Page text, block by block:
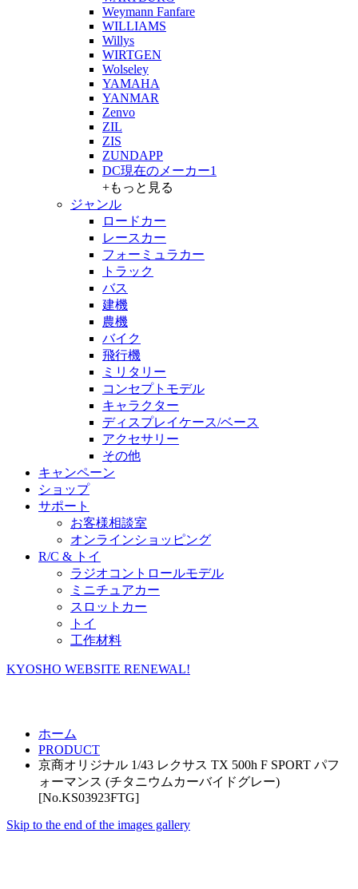
Weymann Fanfare
WILLIAMS
Willys
WIRTGEN
Wolseley
YAMAHA
YANMAR
Zenvo
ZIL
ZIS
ZUNDAPP
DC現在のメーカー1
+もっと見る
ジャンル
ロードカー
レースカー
フォーミュラカー
トラック
バス
建機
農機
バイク
飛行機
ミリタリー
コンセプトモデル
キャラクター
ディスプレイケース/ベース
アクセサリー
その他
キャンペーン
ショップ
サポート
お客様相談室
オンラインショッピング
R/C & トイ
ラジオコントロールモデル
ミニチュアカー
スロットカー
トイ
工作材料
KYOSHO WEBSITE RENEWAL!
ホーム
PRODUCT
京商オリジナル 1/43 レクサス TX 500h F SPORT パフ
ォーマンス (チタニウムカーバイドグレー)
[No.KS03923FTG]
Skip to the end of the images gallery